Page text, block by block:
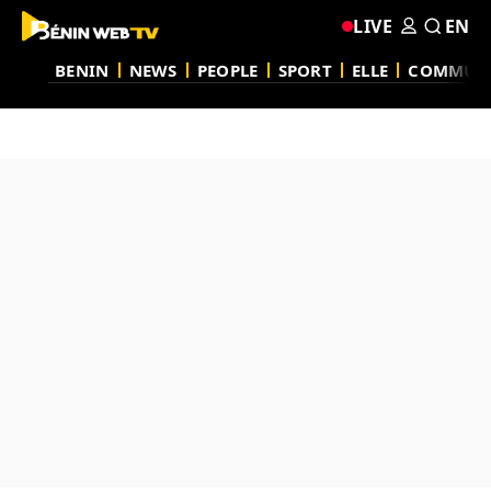
BENIN NEWS PEOPLE SPORT ELLE
LIVE EN